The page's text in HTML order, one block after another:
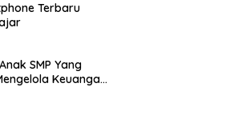
Terbaru
SMP Yang
Keuangan